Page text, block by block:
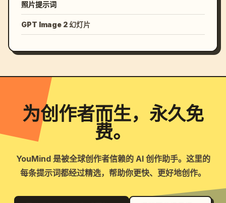
照片提示词
GPT Image 2 幻灯片
为创作者而生，永久免
费。
YouMind 是被全球创作者信赖的 AI 创作助手。这里的
每条提示词都经过精选，帮助你更快、更好地创作。